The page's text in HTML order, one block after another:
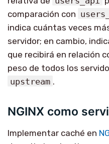
comparación con
indica cuántas veces
servidor; en cambio,
que recibirá en relación
peso de todos los
upstream .
NGINX como
Implementar caché en